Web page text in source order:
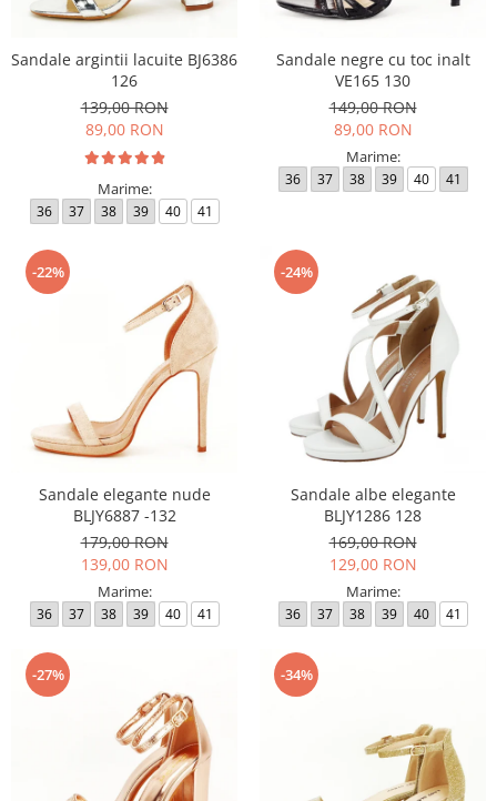
Sandale argintii lacuite BJ6386
126
139,00 RON
89,00 RON
Marime:
36 37 38 39 40 41
Sandale negre cu toc inalt
VE165 130
149,00 RON
89,00 RON
Marime:
36 37 38 39 40 41
-22%
Sandale elegante nude
BLJY6887 -132
179,00 RON
139,00 RON
Marime:
36 37 38 39 40 41
-24%
Sandale albe elegante
BLJY1286 128
169,00 RON
129,00 RON
Marime:
36 37 38 39 40 41
-27% -34%